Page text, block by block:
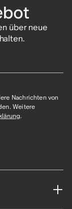
über neue
Nachrichten von
Weitere
.​